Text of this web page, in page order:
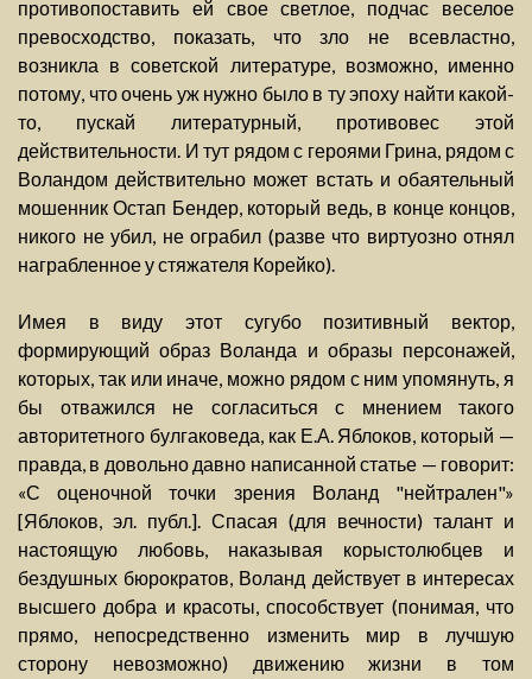
противопоставить ей свое светлое, подчас веселое
превосходство, показать, что зло не всевластно,
возникла в советской литературе, возможно, именно
потому, что очень уж нужно было в ту эпоху найти какой-
то, пускай литературный, противовес этой
действительности. И тут рядом с героями Грина, рядом с
Воландом действительно может встать и обаятельный
мошенник Остап Бендер, который ведь, в конце концов,
никого не убил, не ограбил (разве что виртуозно отнял
награбленное у стяжателя Корейко).
Имея в виду этот сугубо позитивный вектор,
формирующий образ Воланда и образы персонажей,
которых, так или иначе, можно рядом с ним упомянуть, я
бы отважился не согласиться с мнением такого
авторитетного булгаковеда, как Е.А. Яблоков, который —
правда, в довольно давно написанной статье — говорит:
«С оценочной точки зрения Воланд "нейтрален"»
[Яблоков, эл. публ.]. Спасая (для вечности) талант и
настоящую любовь, наказывая корыстолюбцев и
бездушных бюрократов, Воланд действует в интересах
высшего добра и красоты, способствует (понимая, что
прямо, непосредственно изменить мир в лучшую
сторону невозможно) движению жизни в том